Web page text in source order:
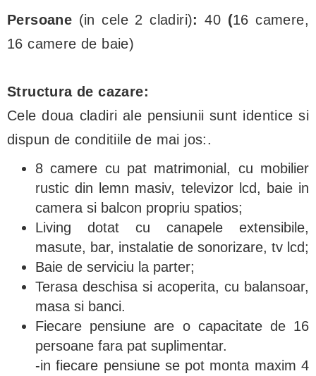
Persoane (in cele 2 cladiri):40 (16 camere,
16 camere de baie)
Structura de cazare:
Cele doua cladiri ale pensiunii sunt identice si
dispun de conditiile de mai jos:.
8 camere cu pat matrimonial, cu mobilier
rustic din lemn masiv, televizor lcd, baie in
camera si balcon propriu spatios;
Living dotat cu canapele extensibile,
masute, bar, instalatie de sonorizare, tv lcd;
Baie de serviciu la parter;
Terasa deschisa si acoperita, cu balansoar,
masa si banci.
Fiecare pensiune are o capacitate de 16
persoane fara pat suplimentar.
-in fiecare pensiune se pot monta maxim 4